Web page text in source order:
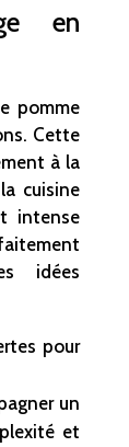
en
pomme
Cette
à la
cuisine
intense
idées
pour
un
et